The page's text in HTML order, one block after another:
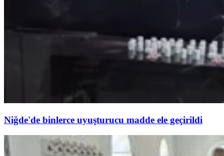
Niğde'de binlerce uyuşturucu madde ele geçirildi